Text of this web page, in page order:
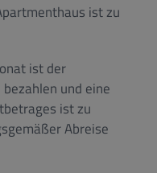
ist zu
ist der
und eine
ist zu
Abreise